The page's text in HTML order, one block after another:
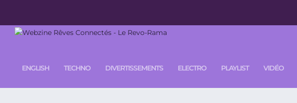
ENGLISH TECHNO DIVERTISSEMENTS ELECTRO PLAYLIST VIDÉO